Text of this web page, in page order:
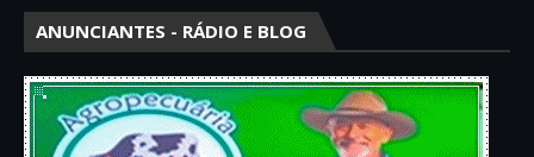
ANUNCIANTES - RÁDIO E BLOG